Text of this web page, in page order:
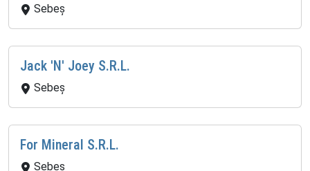
Sebeș
Jack 'N' Joey S.R.L.
Sebeș
For Mineral S.R.L.
Sebeș